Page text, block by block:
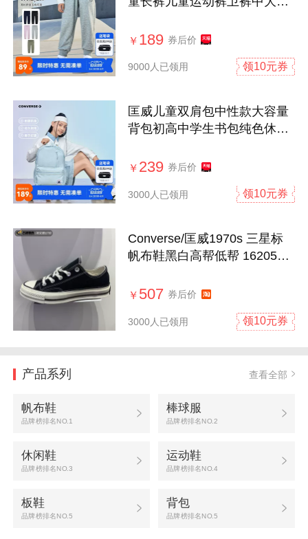
￥ 189 券后价
9000人已领用 领10元券
匡威儿童双肩包中性款大容量
背包初高中学生书包纯色休闲
￥ 239 券后价
3000人已领用 领10元券
Converse/匡威1970s 三星标
帆布鞋黑白高帮低帮 162050C
￥ 507 券后价
3000人已领用 领10元券
产品系列 查看全部
帆布鞋
品牌榜排名NO.1
棒球服
品牌榜排名NO.2
休闲鞋
品牌榜排名NO.3
运动鞋
品牌榜排名NO.4
板鞋
品牌榜排名NO.5
背包
品牌榜排名NO.5